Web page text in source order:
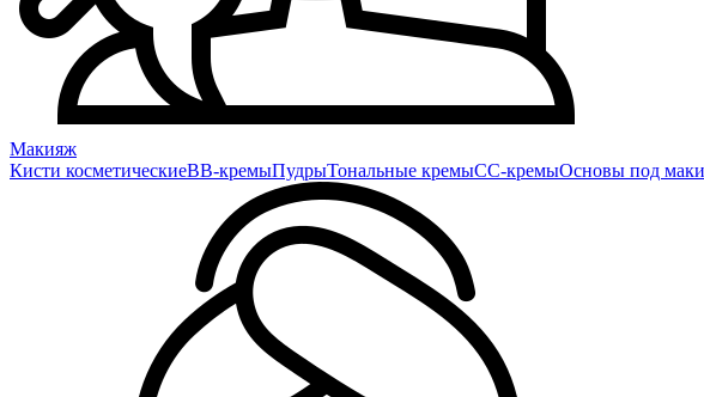
Макияж
Кисти косметическиеBB-кремыПудрыТональные кремыCC-кремыОсновы под